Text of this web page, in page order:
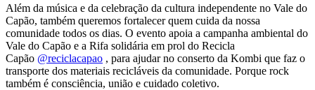
Além da música e da celebração da cultura independente no Vale do
Capão, também queremos fortalecer quem cuida da nossa
comunidade todos os dias. O evento apoia a campanha ambiental do
Vale do Capão e a Rifa solidária em prol do Recicla
Capão @reciclacapao , para ajudar no conserto da Kombi que faz o
transporte dos materiais recicláveis da comunidade. Porque rock
também é consciência, união e cuidado coletivo.